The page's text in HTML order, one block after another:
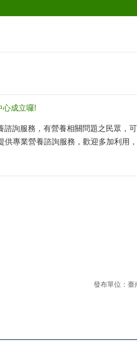
心成立囉!
詢服務，有營養相關問題之民眾，
供專業營養諮詢服務，歡迎多加利用
發布單位：臺